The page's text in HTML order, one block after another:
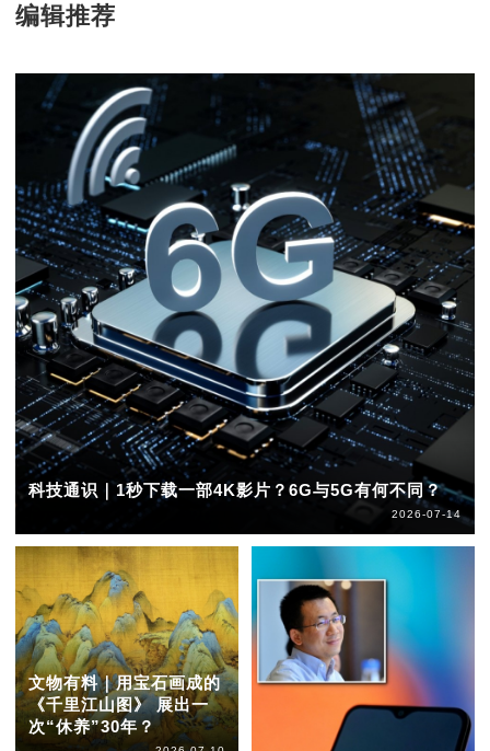
编辑推荐
科技通识｜1秒下载一部4K影片？6G与5G有何不同？
2026-07-14
文物有料｜用宝石画成的
《千里江山图》 展出一
次“休养”30年？